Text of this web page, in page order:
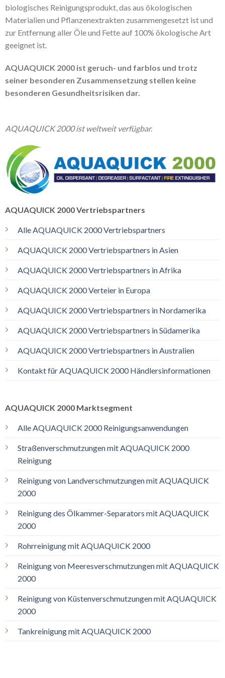
biologisches Reinigungsprodukt, das aus ökologischen
Materialien und Pflanzenextrakten zusammengesetzt ist und
zur Entfernung aller Öle und Fette auf 100% ökologische Art
geeignet ist.
AQUAQUICK 2000 ist geruch- und farblos und trotz
seiner besonderen Zusammensetzung stellen keine
besonderen Gesundheitsrisiken dar.
AQUAQUICK 2000 ist weltweit verfügbar.
AQUAQUICK 2000 Vertriebspartners
Alle AQUAQUICK 2000 Vertriebspartners
AQUAQUICK 2000 Vertriebspartners in Asien
AQUAQUICK 2000 Vertriebspartners in Afrika
AQUAQUICK 2000 Verteier in Europa
AQUAQUICK 2000 Vertriebspartners in Nordamerika
AQUAQUICK 2000 Vertriebspartners in Südamerika
AQUAQUICK 2000 Vertriebspartners in Australien
Kontakt für AQUAQUICK 2000 Händlersinformationen
AQUAQUICK 2000 Marktsegment
Alle AQUAQUICK 2000 Reinigungsanwendungen
Straßenverschmutzungen mit AQUAQUICK 2000
Reinigung
Reinigung von Landverschmutzungen mit AQUAQUICK
2000
Reinigung des Ölkammer-Separators mit AQUAQUICK
2000
Rohrreinigung mit AQUAQUICK 2000
Reinigung von Meeresverschmutzungen mit AQUAQUICK
2000
Reinigung von Küstenverschmutzungen mit AQUAQUICK
2000
Tankreinigung mit AQUAQUICK 2000